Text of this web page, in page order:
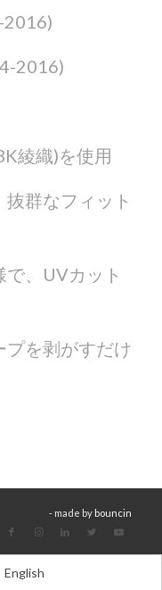
2016)
2016)
綾織)を使用
抜群なフィット
で、UVカット
プを剥がすだけ
- made by bouncin
English